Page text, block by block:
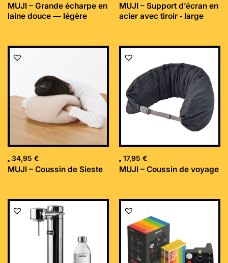
MUJI – Grande écharpe en
laine douce — légère
MUJI – Support d’écran en
acier avec tiroir ‐ large
34,95 €
MUJI – Coussin de Sieste
17,95 €
MUJI – Coussin de voyage
Le
initial
était :
169,99 €.
Le